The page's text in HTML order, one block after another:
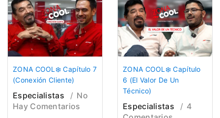
ZONA COOL❄️ Capítulo 7
(Conexión Cliente)
Especialistas
No
Hay Comentarios
ZONA COOL❄️ Capítulo
6 (El Valor De Un
Técnico)
Especialistas
4